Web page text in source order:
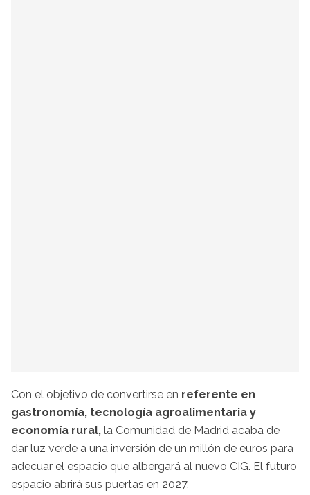
Con el objetivo de convertirse en referente en
gastronomía, tecnología agroalimentaria y
economía rural, la Comunidad de Madrid acaba de
dar luz verde a una inversión de un millón de euros para
adecuar el espacio que albergará al nuevo CIG. El futuro
espacio abrirá sus puertas en 2027.